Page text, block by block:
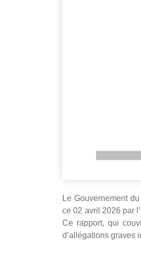
‎Le Gouvernement
ce 02 avril 2026 par
Ce rapport, qui
d’allégations graves